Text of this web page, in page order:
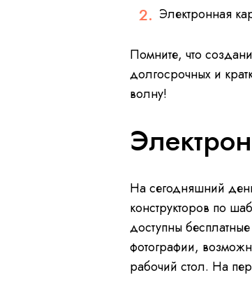
Электронная
Помните, что
долгосрочных и
волну!
На сегодняшний
конструкторов по
доступны
фотографии,
рабочий стол. На